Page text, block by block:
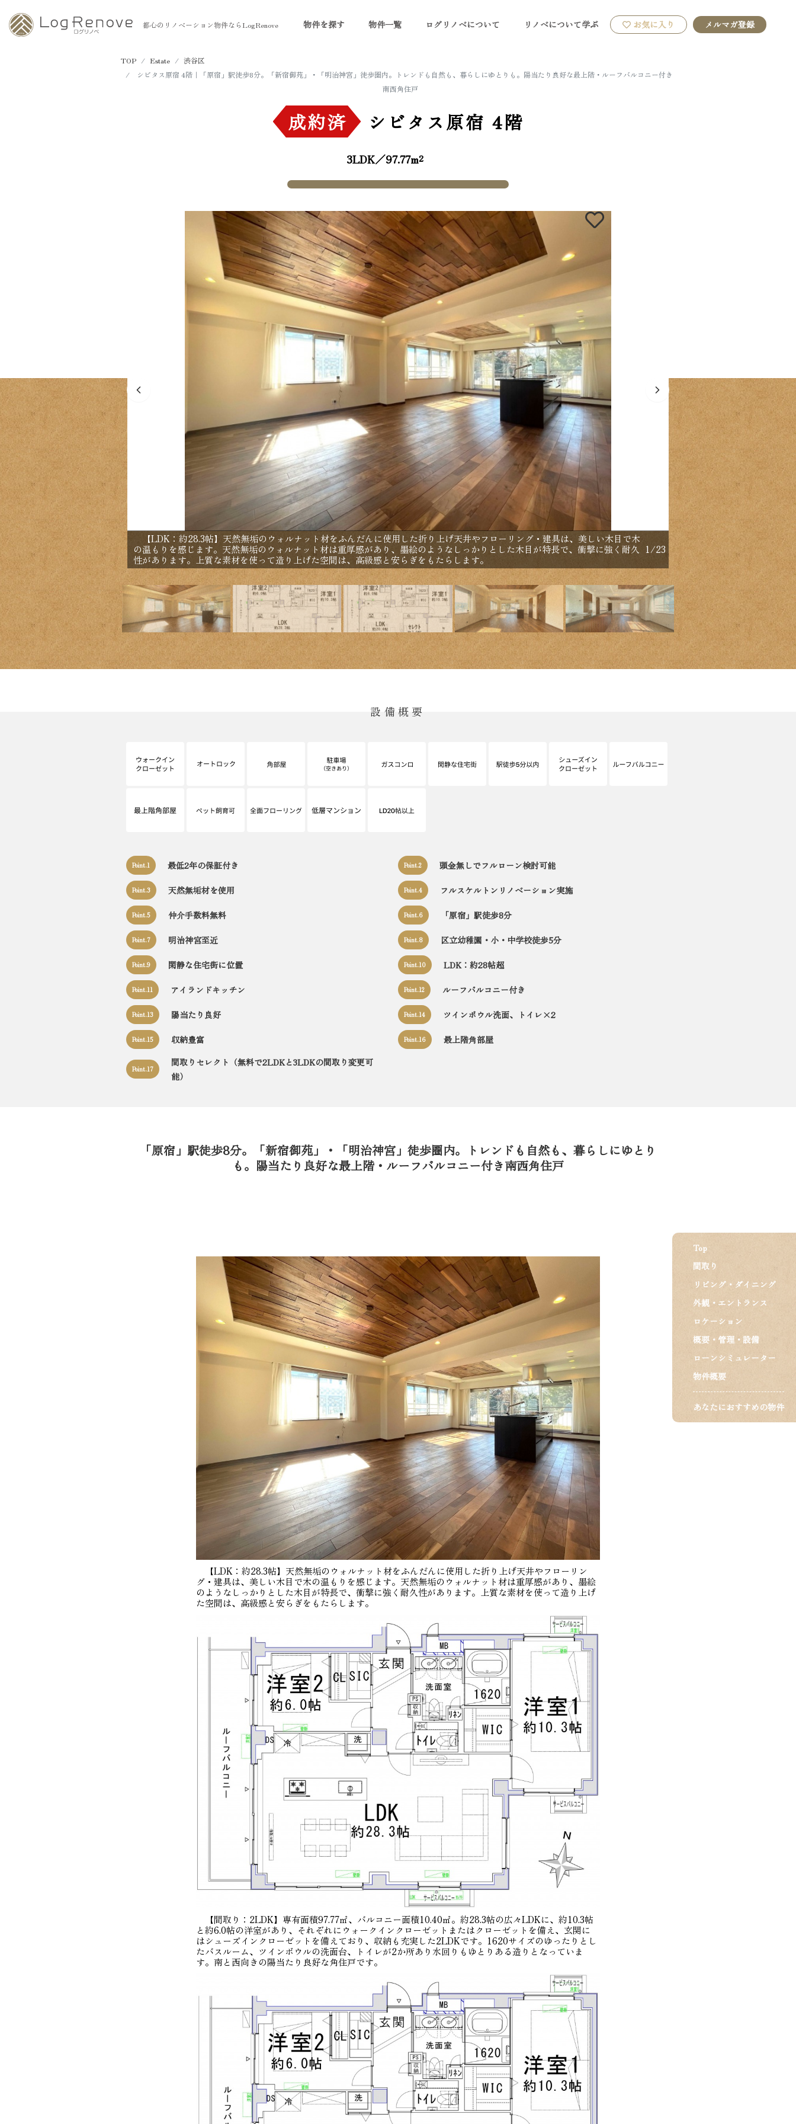
都心のリノベーション物件ならLogRenove 物件を探す 物件一覧 ログリノベについて リノベについて学ぶ お気に入り メルマガ登録
Top
間取り
リビング・ダイニング
外観・エントランス
ロケーション
概要・管理・設備
ローンシミュレーター
物件概要
あなたにおすすめの物件
TOP Estate
渋谷区
シビタス原宿 4階｜「原宿」駅徒歩8分。「新宿御苑」・「明治神宮」徒歩圏内。トレンドも自然も、暮らしにゆとりも。陽当たり良好な最上階・ルーフバルコニー付き
南西角住戸
成約済 シビタス原宿 4階
3LDK／97.77m²
【LDK：約28.3帖】天然無垢のウォルナット材をふんだんに使用した折り上げ天井やフローリング・建具は、美しい木目で木
の温もりを感じます。天然無垢のウォルナット材は重厚感があり、墨絵のようなしっかりとした木目が特長で、衝撃に強く耐久
性があります。上質な素材を使って造り上げた空間は、高級感と安らぎをもたらします。
1/23
【間取り：2LDK】専有
れぞれにウォークインク
した2LDKです。1620サ
りとなっています。南と
設備概要
Point.1 最低2年の保証付き Point.2 頭金無しでフルローン検討可能
Point.3 天然無垢材を使用 Point.4 フルスケルトンリノベーション実施
Point.5 仲介手数料無料 Point.6 「原宿」駅徒歩8分
Point.7 明治神宮至近 Point.8 区立幼稚園・小・中学校徒歩5分
Point.9 閑静な住宅街に位置 Point.10 LDK：約28帖超
Point.11 アイランドキッチン Point.12 ルーフバルコニー付き
Point.13 陽当たり良好 Point.14 ツインボウル洗面、トイレ×2
Point.15 収納豊富 Point.16 最上階角部屋
Point.17
間取りセレクト（無料で2LDKと3LDKの間取り変更可
能）
「原宿」駅徒歩8分。「新宿御苑」・「明治神宮」徒歩圏内。トレンドも自然も、暮らしにゆとり
も。陽当たり良好な最上階・ルーフバルコニー付き南西角住戸
【LDK：約28.3帖】天然無垢のウォルナット材をふんだんに使用した折り上げ天井やフローリン
グ・建具は、美しい木目で木の温もりを感じます。天然無垢のウォルナット材は重厚感があり、墨絵
のようなしっかりとした木目が特長で、衝撃に強く耐久性があります。上質な素材を使って造り上げ
た空間は、高級感と安らぎをもたらします。
【間取り：2LDK】専有面積97.77㎡、バルコニー面積10.40㎡。約28.3帖の広々LDKに、約10.3帖
と約6.0帖の洋室があり、それぞれにウォークインクローゼットまたはクローゼットを備え、玄関に
はシューズインクローゼットを備えており、収納も充実した2LDKです。1620サイズのゆったりとし
たバスルーム、ツインボウルの洗面台、トイレが2か所あり水回りもゆとりある造りとなっていま
す。南と西向きの陽当たり良好な角住戸です。